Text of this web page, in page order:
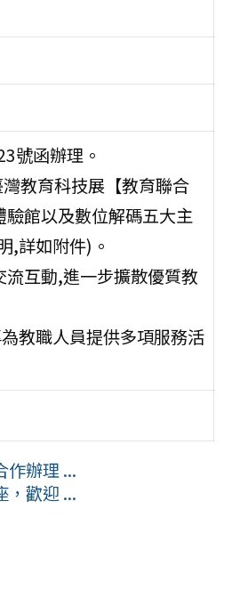
號函辦理。
教育科技展【教育聯合
館以及數位解碼五大主
,詳如附件)。
互動,進一步擴散優質教
教職人員提供多項服務活
作辦理 ...
，歡迎 ...